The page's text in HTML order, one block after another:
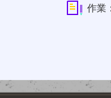
作業